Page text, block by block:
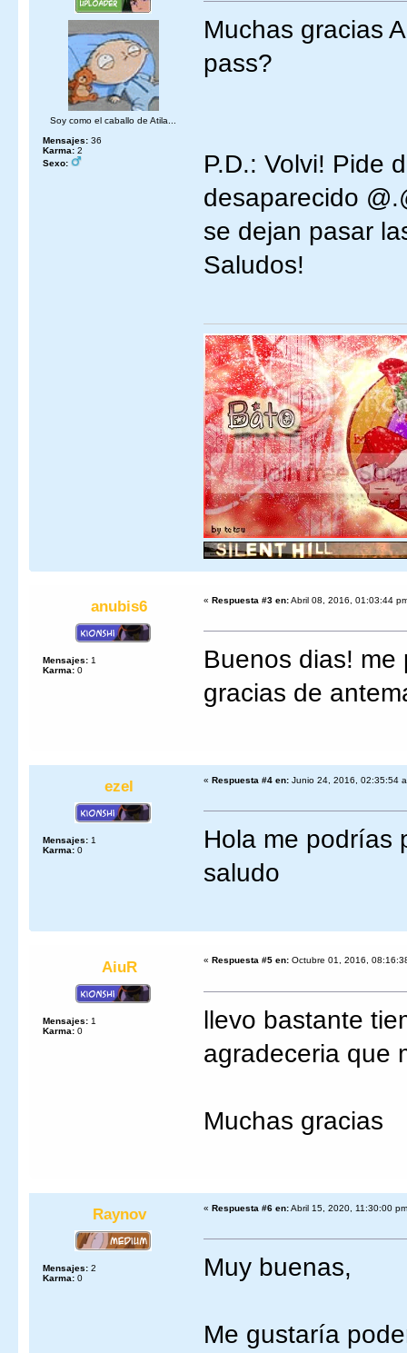
Soy como el caballo de Atila...
Mensajes: 36
Karma: 2
Sexo:
Muchas gracias
pass?
P.D.: Volvi! Pide
desaparecido
se dejan pasar
Saludos!
anubis6
Mensajes: 1
Karma: 0
« Respuesta #3 en:Abril 08, 2016, 01:03:44
Buenos dias!
gracias de
ezel
Mensajes: 1
Karma: 0
« Respuesta #4 en: Junio 24, 2016, 02:35:54
Hola me podrías
saludo
AiuR
Mensajes: 1
Karma: 0
« Respuesta #5 en: Octubre 01, 2016,
llevo bastante
agradeceria que
Muchas gracias
Raynov
Mensajes: 2
Karma: 0
« Respuesta #6 en:Abril 15, 2020, 11:30:00
Muy buenas,
Me gustaría